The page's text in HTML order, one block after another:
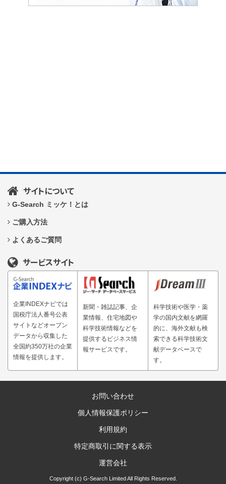
サイトについて
G-Search ミッケ！とは
ご購入方法
よくあるご質問
サービスサイト
企業INDEXナビでは
国税庁法人番号公表
サイトなどオープン
データから収集した
全国約350万社の企業
情報を提供します。
新聞・雑誌記事、企
業情報、住宅地図や
科学技術情報などを
提供するビジネス情
報サービスです。
科学技術や医学・薬
学の国内文献を網羅
的に、海外文献も検
索できる科学技術文
献データベースで
す。
お問い合わせ
個人情報保護ポリシー
利用規約
特定商取引に関する表示
運営会社
Copyright (c) G-Search Limited All Rights Reserved.